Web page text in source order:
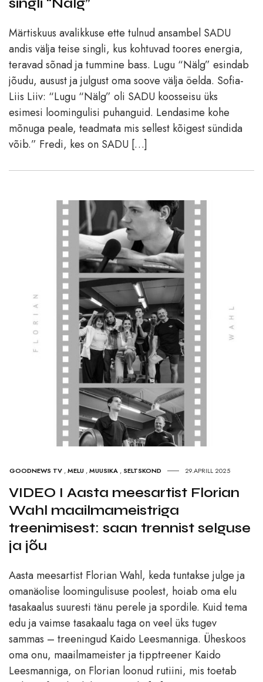
Märtiskuus avalikkuse ette tulnud ansambel SADU
andis välja teise singli, kus kohtuvad toores energia,
teravad sõnad ja tummine bass. Lugu “Nälg” esindab
jõudu, ausust ja julgust oma soove välja öelda. Sofia-
Liis Liiv: “Lugu “Nälg” oli SADU koosseisu üks
esimesi loomingulisi puhanguid. Lendasime kohe
mõnuga peale, teadmata mis sellest kõigest sündida
võib.” Fredi, kes on SADU […]
GOODNEWS TV ,MELU ,MUUSIKA , SELTSKOND 29.APRILL 2025
VIDEO I Aasta meesartist Florian
Wahl maailmameistriga
treenimisest: saan trennist selguse
ja jõu
Aasta meesartist Florian Wahl, keda tuntakse julge ja
omanäolise loomingulisuse poolest, hoiab oma elu
tasakaalus suuresti tänu perele ja spordile. Kuid tema
edu ja vaimse tasakaalu taga on veel üks tugev
sammas – treeningud Kaido Leesmanniga. Üheskoos
oma onu, maailmameister ja tipptreener Kaido
Leesmanniga, on Florian loonud rutiini, mis toetab